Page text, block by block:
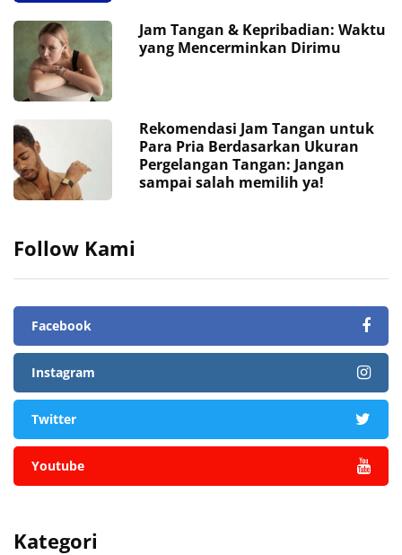
Jam Tangan & Kepribadian: Waktu
yang Mencerminkan Dirimu
Rekomendasi Jam Tangan untuk
Para Pria Berdasarkan Ukuran
Pergelangan Tangan: Jangan
sampai salah memilih ya!
Follow Kami
Facebook
Instagram
Twitter
Youtube
Kategori